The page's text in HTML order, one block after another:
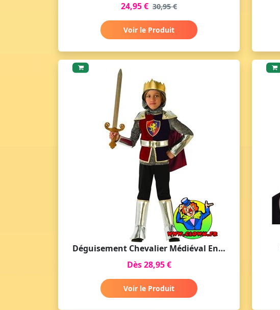
24,95 € 30,95 €
Voir le Produit
Déguisement Chevalier Médiéval Enfant
Dès 28,95 €
Voir le Produit